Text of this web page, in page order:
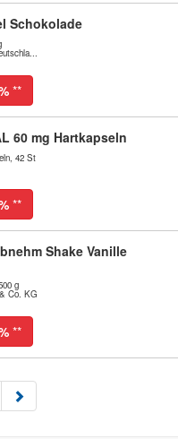
Schokolade
**
60 mg Hartkapseln
42 St
**
Shake Vanille
g
Co. KG
**